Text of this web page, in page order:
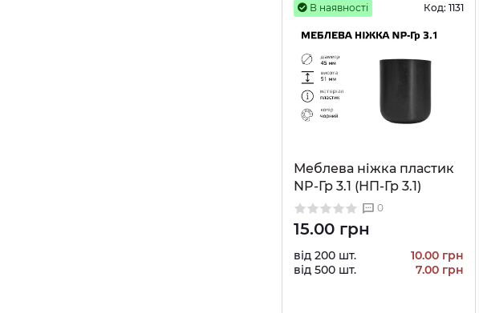
В наявності Код: 1131
Меблева ніжка пластик
NP-Гр 3.1 (НП-Гр 3.1)
0
15.00 грн
від 200 шт.
10.00 грн
від 500 шт.
7.00 грн